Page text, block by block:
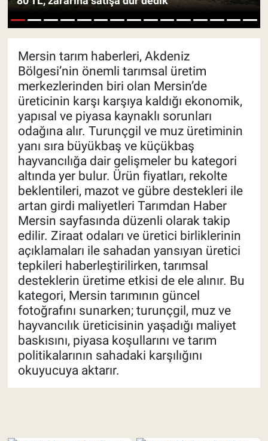
1
Mersin tarım haberleri, Akdeniz
Bölgesi’nin önemli tarımsal üretim
merkezlerinden biri olan Mersin’de
üreticinin karşı karşıya kaldığı ekonomik,
yapısal ve piyasa kaynaklı sorunları
odağına alır. Turunçgil ve muz üretiminin
yanı sıra büyükbaş ve küçükbaş
hayvancılığa dair gelişmeler bu kategori
altında yer bulur. Ürün fiyatları, rekolte
beklentileri, mazot ve gübre destekleri ile
artan girdi maliyetleri Tarımdan Haber
Mersin sayfasında düzenli olarak takip
edilir. Ziraat odaları ve üretici birliklerinin
açıklamaları ile sahadan yansıyan üretici
tepkileri haberleştirilirken, tarımsal
desteklerin üretime etkisi de ele alınır. Bu
kategori, Mersin tarımının güncel
fotoğrafını sunarken; turunçgil, muz ve
hayvancılık üreticisinin yaşadığı maliyet
baskısını, piyasa koşullarını ve tarım
politikalarının sahadaki karşılığını
okuyucuya aktarır.
Pankobirlik
Et fiyatları
Tarım Bilgisi
Yetiştirici Soruyor
Dünyada Tarım
Üretici Birlikleri
Şeker ve Şekerli Mamüller
Tahıllar ve Baklagiller
Tohum